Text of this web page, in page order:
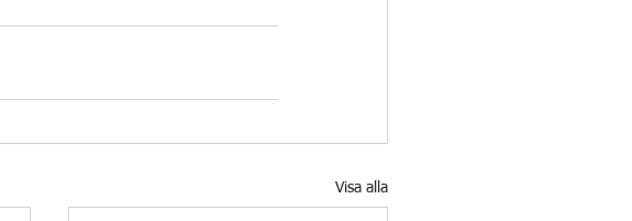
Visa alla